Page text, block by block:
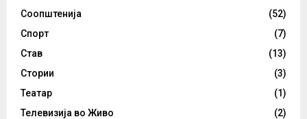
Соопштенија
(52)
Спорт
(7)
Став
(13)
Стории
(3)
Театар
(1)
Телевизија во Живо
(2)